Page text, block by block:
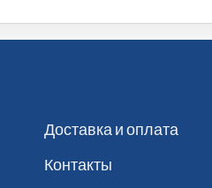
Доставка и оплата
Контакты